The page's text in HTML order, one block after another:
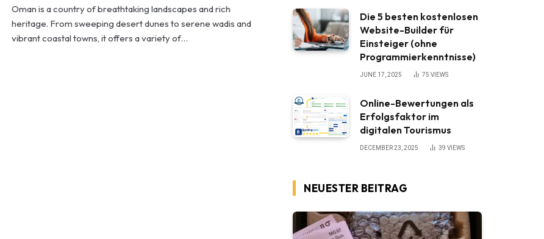
Oman is a country of breathtaking landscapes and rich
heritage. From sweeping desert dunes to serene wadis and
vibrant coastal towns, it offers a variety of…
Die 5 besten kostenlosen
Website-Builder für
Einsteiger (ohne
Programmierkenntnisse)
JUNE 17, 2025 75 VIEWS
Online-Bewertungen als
Erfolgsfaktor im
digitalen Tourismus
DECEMBER 23, 2025 39 VIEWS
NEUESTER BEITRAG